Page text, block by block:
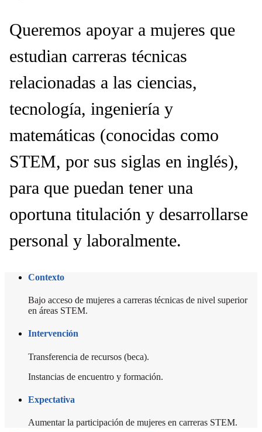
Queremos apoyar a mujeres que
estudian carreras técnicas
relacionadas a las ciencias,
tecnología, ingeniería y
matemáticas (conocidas como
STEM, por sus siglas en inglés),
para que puedan tener una
oportuna titulación y desarrollarse
personal y laboralmente.
Contexto
Bajo acceso de mujeres a carreras técnicas de nivel superior
en áreas STEM.
Intervención
Transferencia de recursos (beca).
Instancias de encuentro y formación.
Expectativa
Aumentar la participación de mujeres en carreras STEM.